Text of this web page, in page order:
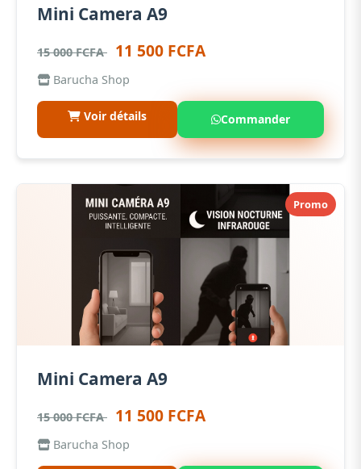
Mini Camera A9
15 000 FCFA 11 500 FCFA
Barucha Shop
Voir détails Commander
Promo
Mini Camera A9
15 000 FCFA 11 500 FCFA
Barucha Shop